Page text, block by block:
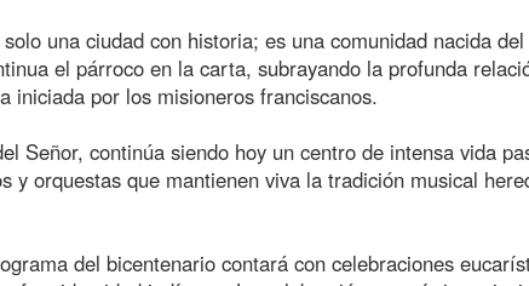
una ciudad con historia; es una comunidad nacida
el párroco en la carta, subrayando la profunda
iniciada por los misioneros franciscanos.
Señor, continúa siendo hoy un centro de intensa vida
y orquestas que mantienen viva la tradición musical
del bicentenario contará con celebraciones